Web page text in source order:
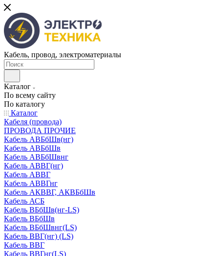
Кабель, провод, электроматериалы
Каталог
По всему сайту
По каталогу
Каталог
Кабеля (провода)
ПРОВОДА ПРОЧИЕ
Кабель АВБбШв(нг)
Кабель АВБбШв
Кабель АВБбШвнг
Кабель АВВГ(нг)
Кабель АВВГ
Кабель АВВГнг
Кабель АКВВГ, АКВБбШв
Кабель АСБ
Кабель ВБбШв(нг-LS)
Кабель ВБбШв
Кабель ВБбШвнг(LS)
Кабель ВВГ(нг) (LS)
Кабель ВВГ
Кабель ВВГнг(LS)